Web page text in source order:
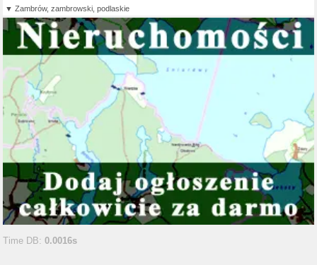
Zambrów, zambrowski, podlaskie
Time DB:0.0016s